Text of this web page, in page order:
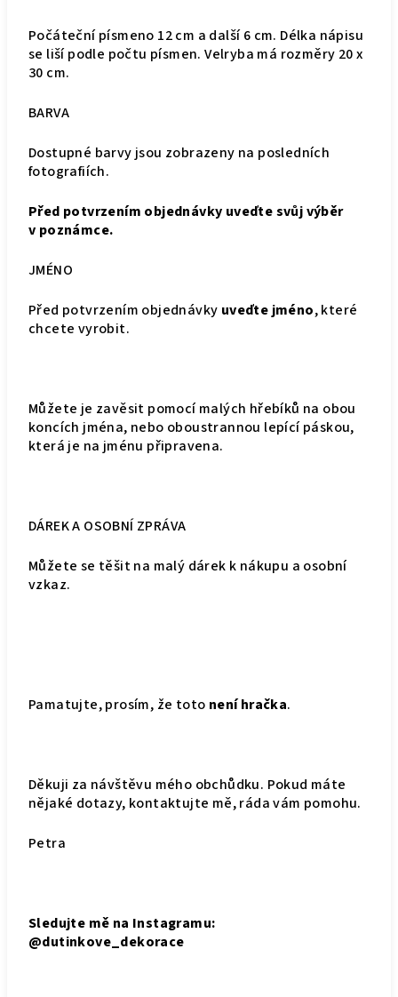
Počáteční písmeno 12 cm a další 6 cm. Délka nápisu
se liší podle počtu písmen. Velryba má rozměry 20 x
30 cm.
BARVA
Dostupné barvy jsou zobrazeny na posledních
fotografiích.
Před potvrzením objednávky uveďte svůj výběr
v poznámce.
JMÉNO
Před potvrzením objednávky uveďte jméno, které
chcete vyrobit.
Můžete je zavěsit pomocí malých hřebíků na obou
koncích jména, nebo oboustrannou lepící páskou,
která je na jménu připravena.
DÁREK A OSOBNÍ ZPRÁVA
Můžete se těšit na malý dárek k nákupu a osobní
vzkaz.
Pamatujte, prosím, že toto není hračka.
Děkuji za návštěvu mého obchůdku. Pokud máte
nějaké dotazy, kontaktujte mě, ráda vám pomohu.
Petra
Sledujte mě na Instagramu:
@dutinkove_dekorace